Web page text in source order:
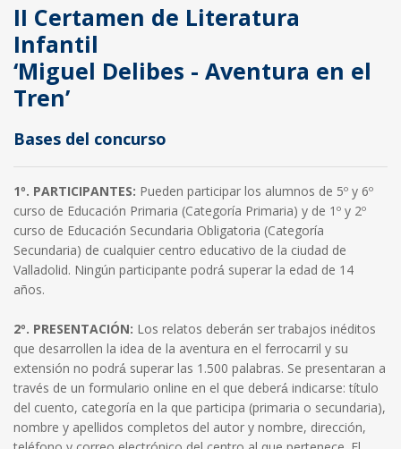
II Certamen de Literatura
Infantil
‘Miguel Delibes - Aventura en el
Tren’
Bases del concurso
1º. PARTICIPANTES: Pueden participar los alumnos de 5º y 6º
curso de Educación Primaria (Categoría Primaria) y de 1º y 2º
curso de Educación Secundaria Obligatoria (Categoría
Secundaria) de cualquier centro educativo de la ciudad de
Valladolid. Ningún participante podrá́ superar la edad de 14
años.
2º. PRESENTACIÓN: Los relatos deberán ser trabajos inéditos
que desarrollen la idea de la aventura en el ferrocarril y su
extensión no podrá́ superar las 1.500 palabras. Se presentaran a
través de un formulario online en el que deberá́ indicarse: título
del cuento, categoría en la que participa (primaria o secundaria),
nombre y apellidos completos del autor y nombre, dirección,